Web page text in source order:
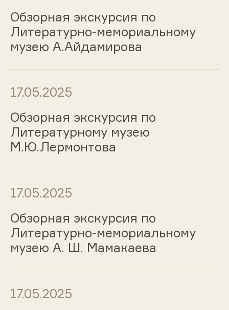
Обзорная экскурсия по
Литературно-мемориальному
музею А.Айдамирова
17.05.2025
Обзорная экскурсия по
Литературному музею
М.Ю.Лермонтова
17.05.2025
Обзорная экскурсия по
Литературно-мемориальному
музею А. Ш. Мамакаева
17.05.2025